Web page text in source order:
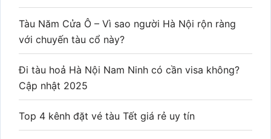
Tàu Năm Cửa Ô – Vì sao người Hà Nội rộn ràng
với chuyến tàu cổ này?
Đi tàu hoả Hà Nội Nam Ninh có cần visa không?
Cập nhật 2025
Top 4 kênh đặt vé tàu Tết giá rẻ uy tín